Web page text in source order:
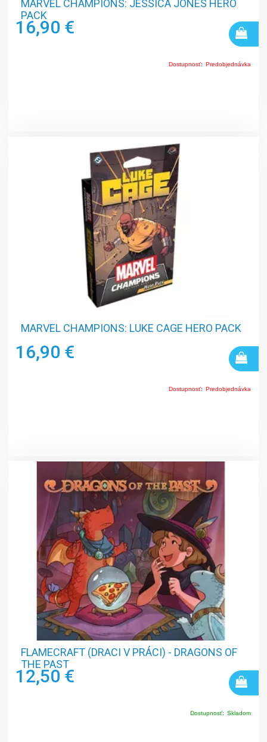
MARVEL CHAMPIONS: JESSICA JONES HERO
PACK
16,90 €
Dostupnosť: Predobjednávka
MARVEL CHAMPIONS: LUKE CAGE HERO PACK
16,90 €
Dostupnosť: Predobjednávka
FLAMECRAFT (DRACI V PRÁCI) - DRAGONS OF
THE PAST
12,50 €
Dostupnosť: Skladom